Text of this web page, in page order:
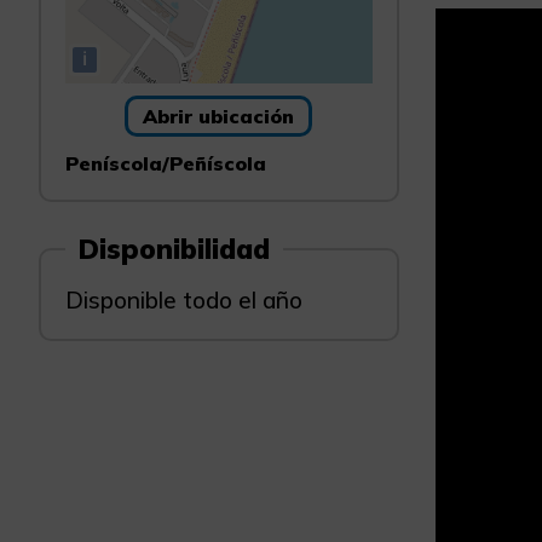
i
Abrir ubicación
Peníscola/Peñíscola
Disponibilidad
Disponible todo el año